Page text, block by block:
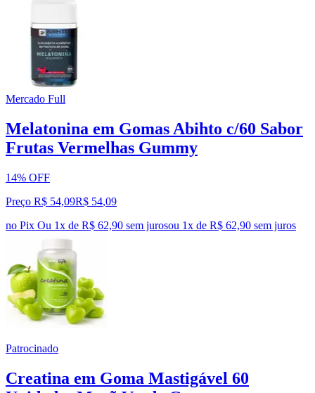
Mercado Full
Melatonina em Gomas Abihto c/60 Sabor
Frutas Vermelhas Gummy
14% OFF
Preço R$ 54,09R$ 54,09
no Pix Ou 1x de R$ 62,90 sem jurosou 1x de R$ 62,90 sem juros
Patrocinado
Creatina em Goma Mastigável 60